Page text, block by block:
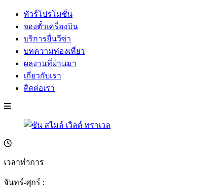
ทัวร์โปรโมชั่น
จองตั๋วเครื่องบิน
บริการยื่นวีซ่า
บทความท่องเที่ยว
ผลงานที่ผ่านมา
เกี่ยวกับเรา
ติดต่อเรา
เวลาทำการ
จันทร์-ศุกร์ :